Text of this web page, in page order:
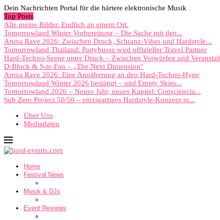
Dein Nachrichten Portal für die härtere elektronische Musik
Top Posts
Alle meine Bilder. Endlich an einem Ort.
Tomorrowland Winter Vorbereitung – Die Sache mit den...
Arena Rave 2026: Zwischen Druck, Schranz-Vibes und Hardstyle...
Tomorrowland Thailand: Partybusse wird offizieller Travel Partner
Hard-Techno-Szene unter Druck – Zwischen Vorwürfen und
D-Block & S-te-Fan – „The Next Dimension“
Arena Rave 2026: Eine Annäherung an den Hard-Techno-Hype
Tomorrowland Winter 2026 bestätigt – und Empty Skies...
Tomorrowland 2026 – Neues Jahr, neues Kapitel: Consciencia...
Sub Zero Project 50/50 – einzigartiges Hardstyle-Konzept in...
Über Uns
Mediadaten
Home
Festival News
Musik & DJs
Event Reviews